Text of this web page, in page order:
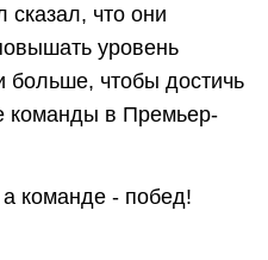
что они
уровень
больше, чтобы достичь
команды в Премьер-
команде - побед!